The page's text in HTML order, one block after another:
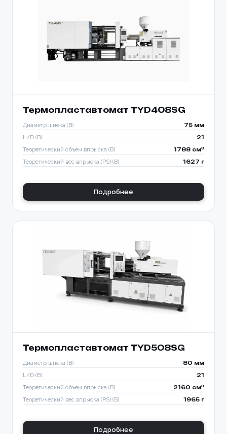
Термопластавтомат TYD408SG
Диаметр шнека (B) 75 мм
L/D (B) 21
Теоретический объем впрыска (B) 1788 см³
Теоретический вес впрыска (PS) (B) 1627 г
Подробнее
Термопластавтомат TYD508SG
Диаметр шнека (B) 80 мм
L/D (B) 21
Теоретический объем впрыска (B) 2160 см³
Теоретический вес впрыска (PS) (B) 1965 г
Подробнее